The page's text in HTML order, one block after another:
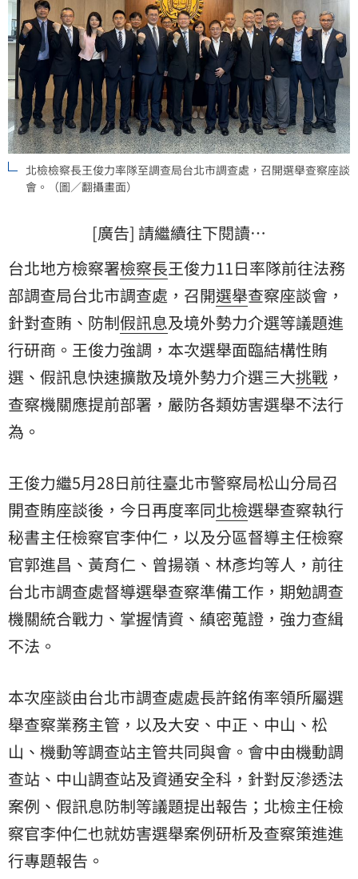
北檢檢察長王俊力率隊至調查局台北市調查處，召開選舉查察座談
會。（圖／翻攝畫面）
[廣告] 請繼續往下閱讀…
台北地方檢察署檢察長王俊力11日率隊前往法務
部調查局台北市調查處，召開選舉查察座談會，
針對查賄、防制假訊息及境外勢力介選等議題進
行研商。王俊力強調，本次選舉面臨結構性賄
選 、假訊息快速擴散及境外勢力介選三大挑戰 ，
查察機關應提前部署，嚴防各類妨害選舉不法行
為。
王俊力繼5月28日前往臺北市警察局松山分局召
開查賄座談後，今日再度率同北檢選舉查察執行
秘書主任檢察官李仲仁，以及分區督導主任檢察
官郭進昌、黃育仁、曾揚嶺、林彥均等人，前往
台北市調查處督導選舉查察準備工作，期勉調查
機關統合戰力、掌握情資、縝密蒐證，強力查緝
不法。
本次座談由台北市調查處處長許銘侑率領所屬選
舉查察業務主管，以及大安、中正、中山、松
山、機動等調查站主管共同與會。會中由機動調
查站、中山調查站及資通安全科，針對反滲透法
案例、假訊息防制等議題提出報告；北檢主任檢
察官李仲仁也就妨害選舉案例研析及查察策進進
行專題報告。